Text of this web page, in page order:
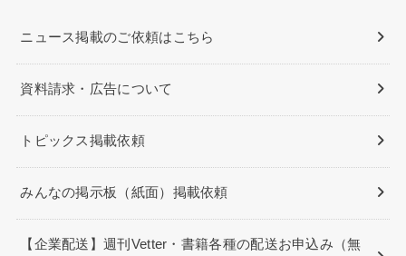
ニュース掲載のご依頼はこちら
資料請求・広告について
トピックス掲載依頼
みんなの掲示板（紙面）掲載依頼
【企業配送】週刊Vetter・書籍各種の配送お申込み（無